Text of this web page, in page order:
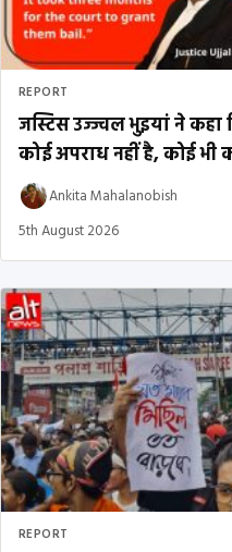
REPORT
जस्टिस उज्ज्वल भुइयां ने
कोई अपराध नहीं है, कोई भी
Ankita Mahalanobish
5th August 2026
REPORT